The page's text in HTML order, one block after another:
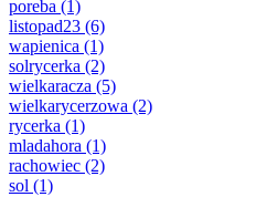
poreba (1)
listopad23 (6)
wapienica (1)
solrycerka (2)
wielkaracza (5)
wielkarycerzowa (2)
rycerka (1)
mladahora (1)
rachowiec (2)
sol (1)